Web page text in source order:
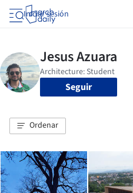
Iniciar sesión
Seguir
Ordenar